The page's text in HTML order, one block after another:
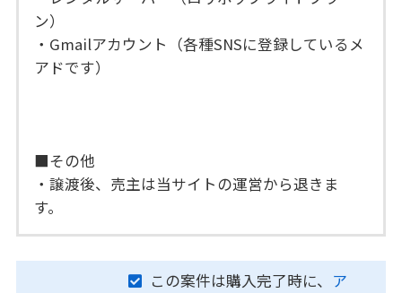
ン）
・Gmailアカウント（各種SNSに登録しているメ
アドです）
■その他
・譲渡後、売主は当サイトの運営から退きま
す。
この案件は購入完了時に、 ア